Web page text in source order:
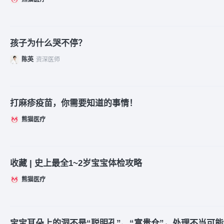
孩子为什么哭不停？
陈英 资深医师
打麻疹疫苗，你需要知道的事情！
熊猫医疗
收藏 | 史上最全1~2岁宝宝体检攻略
熊猫医疗